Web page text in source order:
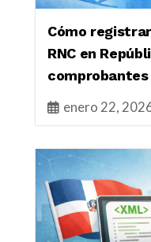
Cómo
RNC en
enero 22,